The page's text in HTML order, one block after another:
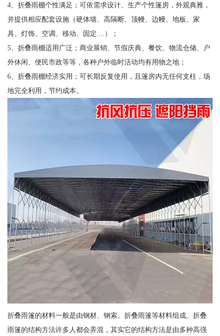
4、折叠雨棚个性满足；可依需求设计、生产个性篷房，外观典雅，
并提供相应配套设施（硬体墙、高隔断、顶幔、边幔、地板、家
具、灯饰、空调、移动、固定....）；
5、折叠雨棚适用广泛；商业展销、节假庆典、餐饮、物流仓储、户
外休闲、便民市政等等，各种户外临时活动均有用物之地；
6、折叠雨棚经济实用；可长期反复使用，且篷房内无任何支柱，场
地完全利用，节约成本。
折叠雨篷的材料一般是由钢材、钢索、折叠雨篷等材料组成。折叠
雨篷的结构方法许多人都会弄混，其实它的结构方法是由多种高强